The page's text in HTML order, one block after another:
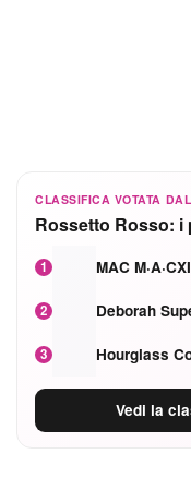
CLASSIFICA VOTATA
Rossetto Rosso: i
1 MAC
2 Deborah
3
Vedi la